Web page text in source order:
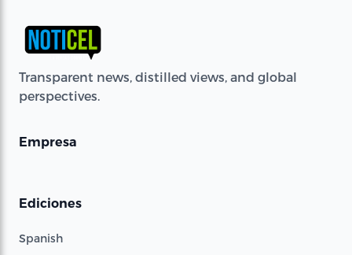
Transparent news, distilled views, and global
perspectives.
Empresa
Ediciones
Spanish